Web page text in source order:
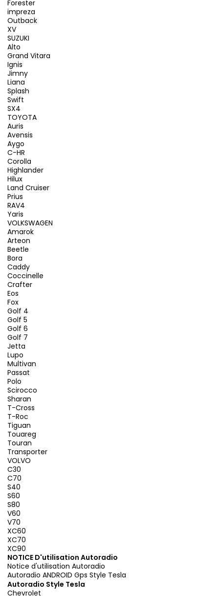
Forester
impreza
Outback
XV
SUZUKI
Alto
Grand Vitara
Ignis
Jimny
Liana
Splash
Swift
SX4
TOYOTA
Auris
Avensis
Aygo
C-HR
Corolla
Highlander
Hilux
Land Cruiser
Prius
RAV4
Yaris
VOLKSWAGEN
Amarok
Arteon
Beetle
Bora
Caddy
Coccinelle
Crafter
Eos
Fox
Golf 4
Golf 5
Golf 6
Golf 7
Jetta
Lupo
Multivan
Passat
Polo
Scirocco
Sharan
T-Cross
T-Roc
Tiguan
Touareg
Touran
Transporter
VOLVO
C30
C70
S40
S60
S80
V60
V70
XC60
XC70
XC90
NOTICE D'utilisation Autoradio
Notice d'utilisation Autoradio
Autoradio ANDROID Gps Style Tesla
Autoradio Style Tesla
Chevrolet